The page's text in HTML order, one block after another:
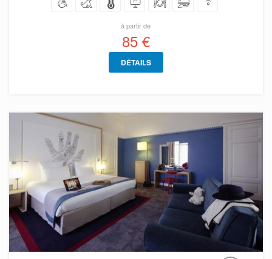
à partir de
85 €
DÉTAILS